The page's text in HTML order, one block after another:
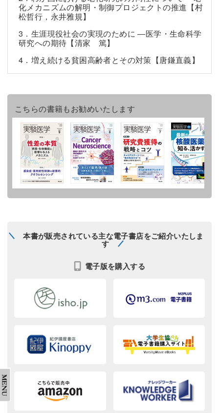
化メカニズムの解明・制御プロジェクトの推進【村
松哲行，永井雅規】
3．生涯現役社会の実現のために ―医学・生命科学
研究への期待【清家 篤】
4．増え続ける貧困高齢者とその対策【唐鎌直義】
こちらの書籍もお勧めいたします
本書が販売されている主な電子書店をご紹介いたしま
す
電子版を購入する